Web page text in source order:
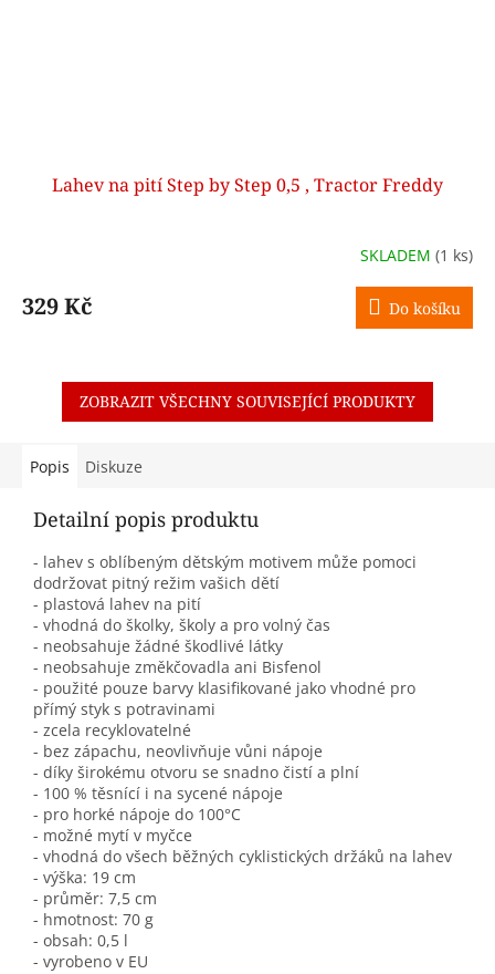
Lahev na pití Step by Step 0,5 , Tractor Freddy
SKLADEM (1 ks)
329 Kč Do košíku
ZOBRAZIT VŠECHNY SOUVISEJÍCÍ PRODUKTY
Popis Diskuze
Detailní popis produktu
- lahev s oblíbeným dětským motivem může pomoci
dodržovat pitný režim vašich dětí
- plastová lahev na pití
- vhodná do školky, školy a pro volný čas
- neobsahuje žádné škodlivé látky
- neobsahuje změkčovadla ani Bisfenol
- použité pouze barvy klasifikované jako vhodné pro
přímý styk s potravinami
- zcela recyklovatelné
- bez zápachu, neovlivňuje vůni nápoje
- díky širokému otvoru se snadno čistí a plní
- 100 % těsnící i na sycené nápoje
- pro horké nápoje do 100°C
- možné mytí v myčce
- vhodná do všech běžných cyklistických držáků na lahev
- výška: 19 cm
- průměr: 7,5 cm
- hmotnost: 70 g
- obsah: 0,5 l
- vyrobeno v EU